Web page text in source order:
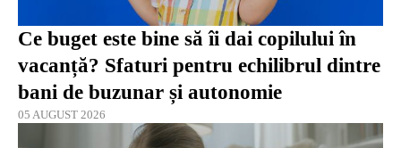
Ce buget este bine să îi dai copilului în
vacanță? Sfaturi pentru echilibrul dintre
bani de buzunar și autonomie
05 AUGUST 2026